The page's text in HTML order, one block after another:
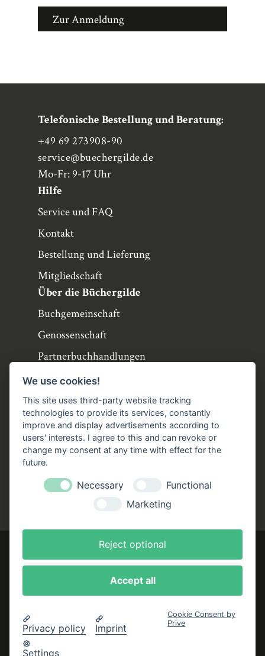
Zur Anmeldung
Telefonische Bestellung und Beratung:
+49 69 273908-90
service@buechergilde.de
Mo-Fr: 9-17 Uhr
Hilfe
Service und FAQ
Kontakt
Bestellung und Lieferung
Mitgliedschaft
Über die Büchergilde
Buchgemeinschaft
Genossenschaft
Partnerbuchhandlungen
Büchergilde online
Stellenangebote
Folgen Sie uns!
FacebookInstagramYouTubeTikTok
Zustellung durch:
Impressum
Datenschutzerklärung
We use cookies!
This site uses third-party website tracking
technologies to provide its services, constantly
improve and display advertisements according to
users' interests. I agree to this and can revoke or
change my consent at any time with effect for the
future.
Necessary
Functional
Marketing
Reject optional
Accept all
Privacy policy Imprint
Settings
Cookie Consent by
Prive